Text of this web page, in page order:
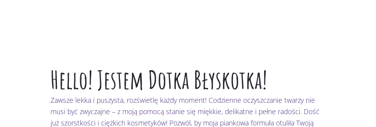
Hello! Jestem Dotka Błyskotka!
Zawsze lekka i puszysta, rozświetlę każdy moment! Codzienne oczyszczanie twarzy nie
musi być zwyczajne – z moją pomocą stanie się miękkie, delikatne i pełne radości. Dość
już szorstkości i ciężkich kosmetyków! Pozwól, by moja piankowa formuła otuliła Twoją